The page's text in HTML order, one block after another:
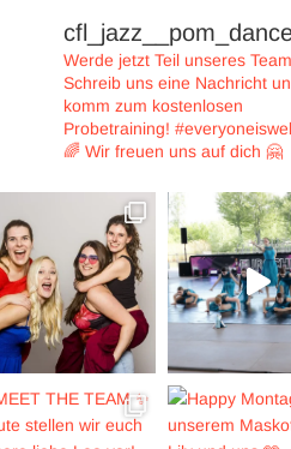
Werde jetzt Teil unseres
Schreib uns eine Nachricht
komm zum kostenlosen
Probetraining!
🌈 Wir freuen uns auf dich 🤗